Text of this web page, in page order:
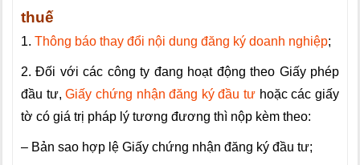
thuế
1. Thông báo thay đổi nội dung đăng ký doanh nghiệp;
2. Đối với các công ty đang hoạt động theo Giấy phép
đầu tư,Giấy chứng nhận đăng ký đầu tư hoặc các giấy
tờ có giá trị pháp lý tương đương thì nộp kèm theo:
– Bản sao hợp lệ Giấy chứng nhận đăng ký đầu tư;